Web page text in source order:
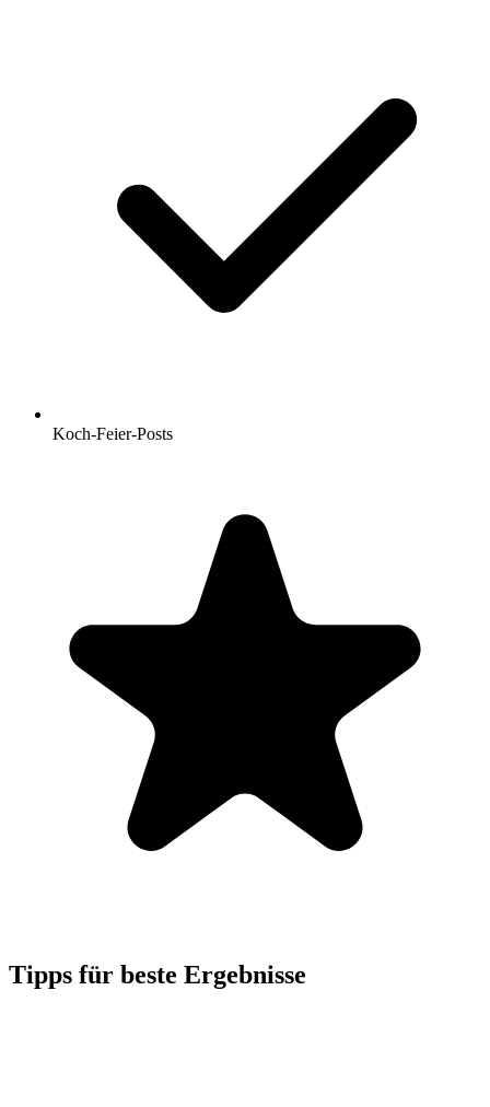
Koch-Feier-Posts
Tipps für beste Ergebnisse